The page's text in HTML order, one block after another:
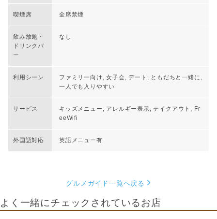
喫煙席 全席禁煙
飲み放題・
ドリンクバ
ー
なし
利用シーン
ファミリー向け, 女子会, デート, ともだちと一緒に,
一人でも入りやすい
サービス
キッズメニュー, アレルギー表示, テイクアウト, Fr
eeWifi
外国語対応 英語メニュー有
グルメガイド一覧へ戻る
よく一緒にチェックされているお店